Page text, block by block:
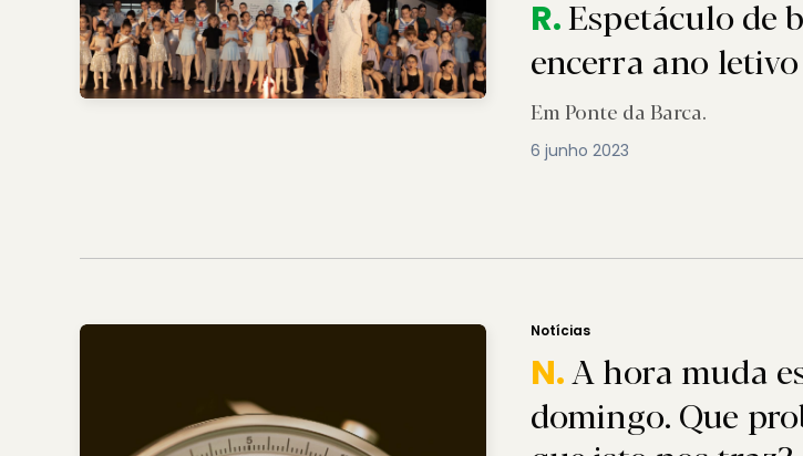
R.Espetáculo de
encerra ano letivo
Em Ponte da Barca.
6 junho 2023
Notícias
N.A hora muda
domingo. Que